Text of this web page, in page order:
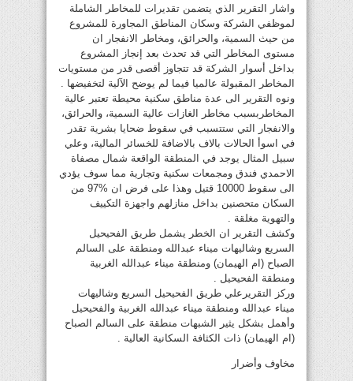
واشار التقرير الذي يتضمن تقديرات للمخاطر الشاملة
لموظفي الشركة وسكان المناطق المجاورة للمشروع
من حيث السمية، والحرائق، ومخاطر الانفجار ان
مستوى المخاطر التي قد تحدث بعد إنجاز المشروع
بداخل أسوار الشركة قد تتجاوز أقصى قدر من مستويات
المخاطر المقبولة عالميا فيما لم يوضح الآلية لتخفيضها .
ونوه التقرير الى عدة مناطق سكنية محيطة تعتبر عالية
المخاطربسبب مخاطر الغازات عالية السمية، والحرائق،
والانفجار التي ستتسبب في سقوط ضحايا بشرية تقدر
في اسوأ الحالات بالاف بالاضافة للخسائر المالية، وعلي
سبيل المثال يوجد في المنطقة الواقعة شمال مصفاة
الاحمدي فندق ومجمعات سكنية وتجارية مما سوف يؤدي
الى سقوط 10000 قتيل وهذا على فرض ان %97 من
السكان متحصنين بداخل منازلهم واجهزة التكييف
والتهوية مغلقة .
وكشف التقرير ان الخطر يشمل طريق الفحيحيل
السريع وشاليهات ميناء عبدالله ومنطقة على السالم
الصباح (ام الهيمان) ومنطقة ميناء عبدالله الغربية
ومنطقة الفحيحيل .
وركز التقريرعلي طريق الفحيحيل السريع وشاليهات
ميناء عبدالله ومنطقة ميناء عبدالله الغربية والفحيحيل
وأهمل بشكل يثير الشبهات منطقة على السالم الصباح
(ام الهيمان) ذات الكثافة السكانية العالية .
مخاوف وأضرار